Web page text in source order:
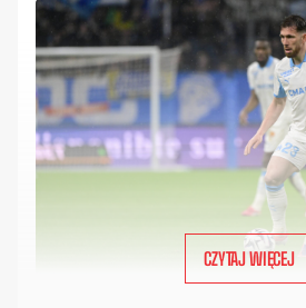
CZYTAJ WIĘCEJ